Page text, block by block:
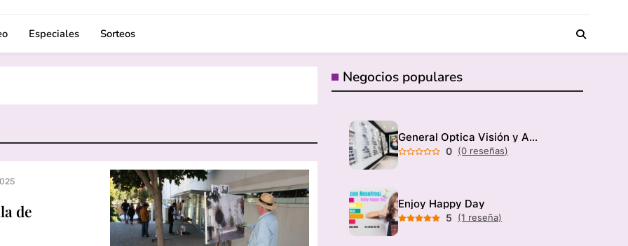
Especiales Sorteos
de
Negocios populares
General Optica Visión y Audición
0 (0 reseñas)
Enjoy Happy Day
5 (1 reseña)